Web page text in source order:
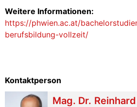
Weitere Informationen:
https://phwien.ac.at/
berufsbildung-vollzeit/
Kontaktperson
Mag. Dr. Reinhard